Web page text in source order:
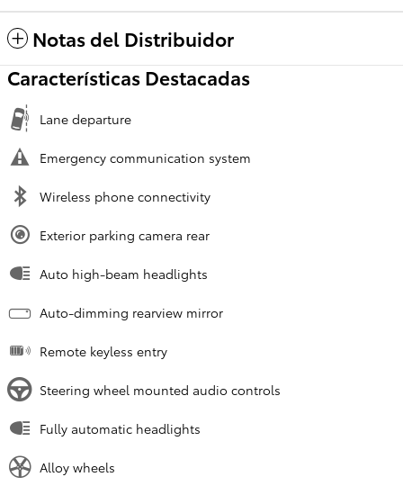
Notas del Distribuidor
Características Destacadas
Lane departure
Emergency communication system
Wireless phone connectivity
Exterior parking camera rear
Auto high-beam headlights
Auto-dimming rearview mirror
Remote keyless entry
Steering wheel mounted audio controls
Fully automatic headlights
Alloy wheels